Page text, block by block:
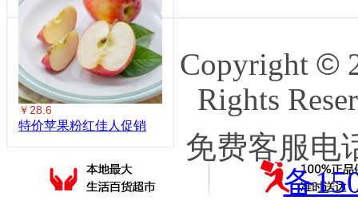
￥28.6
特价苹果粉红佳人促销
Copyright ©
Rights
免费客服电
备